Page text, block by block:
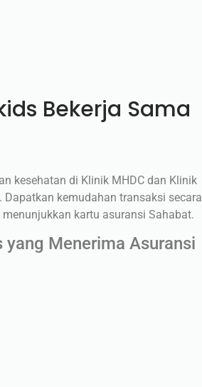
Bekerja Sama
kesehatan di Klinik MHDC dan Klinik
kemudahan transaksi secara
kartu asuransi Sahabat.
Menerima Asuransi